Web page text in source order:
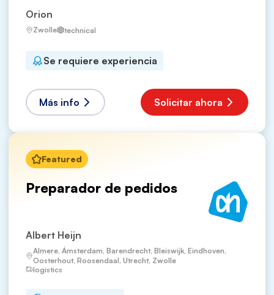
Orion
Zwolle technical
Se requiere experiencia
Más info Solicitar ahora
Featured
Preparador de pedidos
Albert Heijn
Almere, Ámsterdam, Barendrecht, Bleiswijk, Eindhoven,
Oosterhout, Roosendaal, Utrecht, Zwolle
logistics